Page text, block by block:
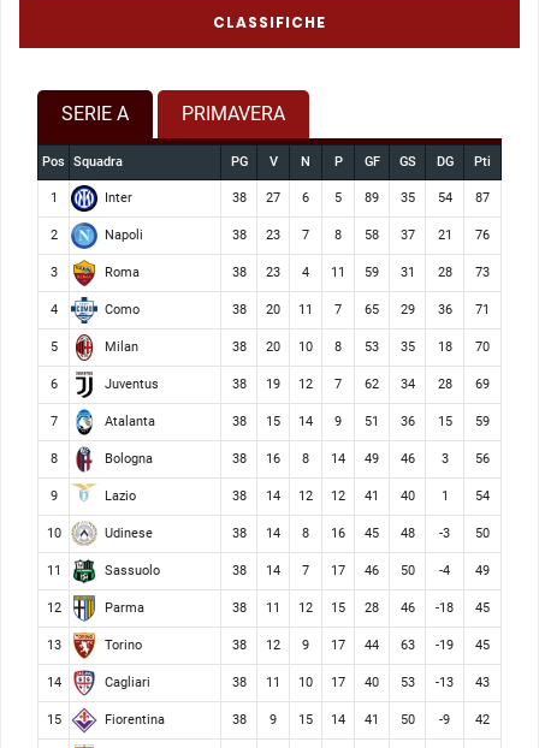
CLASSIFICHE
SERIE A PRIMAVERA
Pos Squadra PG V N P GF GS DG Pti
1 Inter 38 27 6 5 89 35 54 87
2 Napoli 38 23 7 8 58 37 21 76
3 Roma 38 23 4 11 59 31 28 73
4 Como 38 20 11 7 65 29 36 71
5 Milan 38 20 10 8 53 35 18 70
6 Juventus 38 19 12 7 62 34 28 69
7 Atalanta 38 15 14 9 51 36 15 59
8 Bologna 38 16 8 14 49 46 3 56
9 Lazio 38 14 12 12 41 40 1 54
10 Udinese 38 14 8 16 45 48 -3 50
11 Sassuolo 38 14 7 17 46 50 -4 49
12 Parma 38 11 12 15 28 46 -18 45
13 Torino 38 12 9 17 44 63 -19 45
14 Cagliari 38 11 10 17 40 53 -13 43
15 Fiorentina 38 9 15 14 41 50 -9 42